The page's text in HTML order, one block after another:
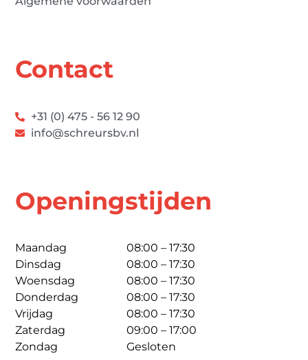
Contact
+31 (0) 475 - 56 12 90
info@schreursbv.nl
Openingstijden
Maandag
Dinsdag
Woensdag
Donderdag
Vrijdag
Zaterdag
Zondag
08:00 – 17:30
08:00 – 17:30
08:00 – 17:30
08:00 – 17:30
08:00 – 17:30
09:00 – 17:00
Gesloten